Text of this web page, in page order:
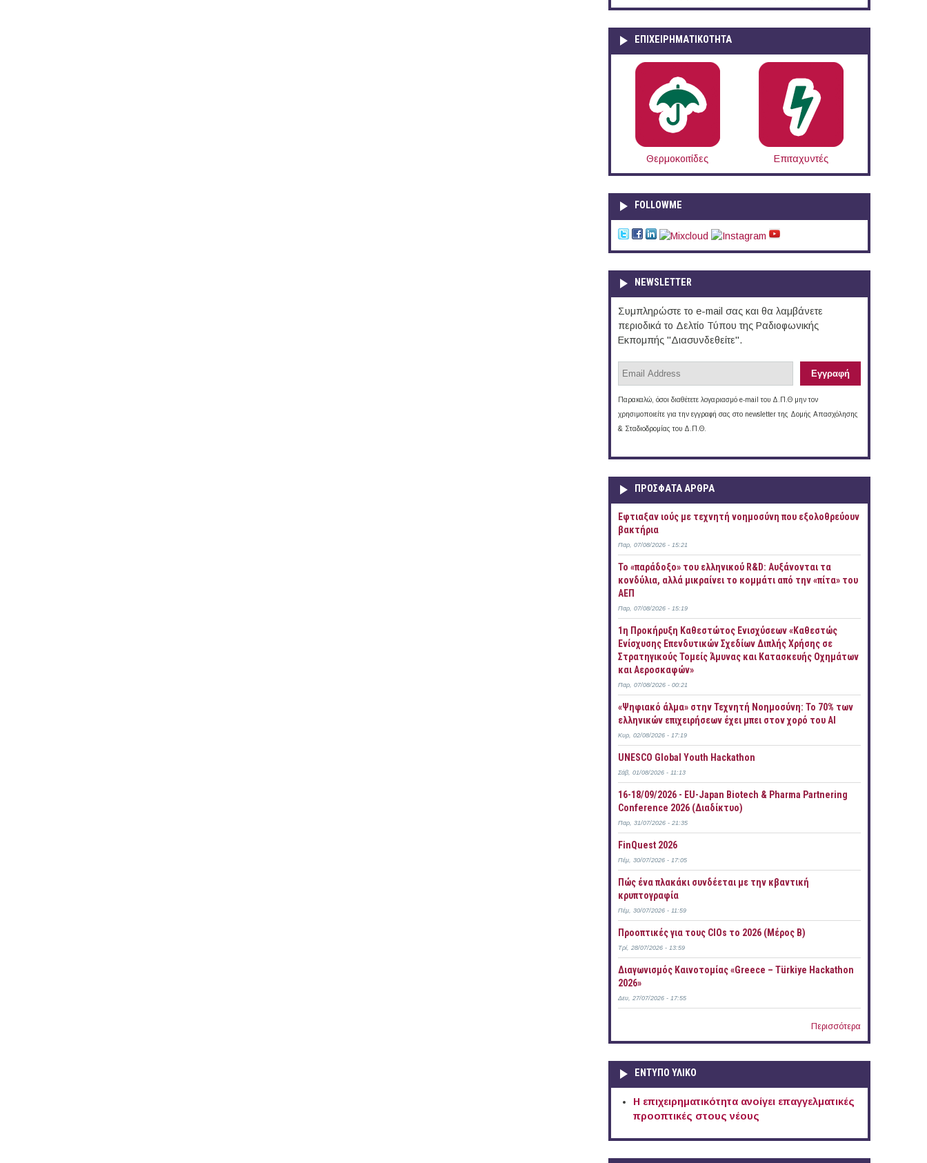
ΕΠΙΧΕΙΡΗΜΑΤΙΚΟΤΗΤΑ
Θερμοκοιτίδες Επιταχυντές
FOLLOWME
NEWSLETTER
Συμπληρώστε το e-mail σας και θα λαμβάνετε
περιοδικά το Δελτίο Τύπου της Ραδιοφωνικής
Εκπομπής "Διασυνδεθείτε".
Παρακαλώ, όσοι διαθέτετε λογαριασμό e-mail του Δ.Π.Θ μην τον
χρησιμοποιείτε για την εγγραφή σας στο newsletter της Δομής Απασχόλησης
& Σταδιοδρομίας του Δ.Π.Θ.
ΠΡOΣΦΑΤΑ AΡΘΡΑ
Έφτιαξαν ιούς με τεχνητή νοημοσύνη που εξολοθρεύουν
βακτήρια
Παρ, 07/08/2026 - 15:21
Το «παράδοξο» του ελληνικού R&D: Αυξάνονται τα
κονδύλια, αλλά μικραίνει το κομμάτι από την «πίτα» του
ΑΕΠ
Παρ, 07/08/2026 - 15:19
1η Προκήρυξη Καθεστώτος Ενισχύσεων «Καθεστώς
Ενίσχυσης Επενδυτικών Σχεδίων Διπλής Χρήσης σε
Στρατηγικούς Τομείς Άμυνας και Κατασκευής Οχημάτων
και Αεροσκαφών»
Παρ, 07/08/2026 - 00:21
«Ψηφιακό άλμα» στην Τεχνητή Νοημοσύνη: Το 70% των
ελληνικών επιχειρήσεων έχει μπει στον χορό του AI
Κυρ, 02/08/2026 - 17:19
UNESCO Global Youth Hackathon
Σάβ, 01/08/2026 - 11:13
16-18/09/2026 - EU-Japan Biotech & Pharma Partnering
Conference 2026 (Διαδίκτυο)
Παρ, 31/07/2026 - 21:35
FinQuest 2026
Πέμ, 30/07/2026 - 17:05
Πώς ένα πλακάκι συνδέεται με την κβαντική
κρυπτογραφία
Πέμ, 30/07/2026 - 11:59
Προοπτικές για τους CIOs το 2026 (Μέρος Β)
Τρί, 28/07/2026 - 13:59
Διαγωνισμός Καινοτομίας «Greece – Türkiye Hackathon
2026»
Δευ, 27/07/2026 - 17:55
Περισσότερα
ΕΝΤΥΠΟ ΥΛΙΚΟ
Η επιχειρηματικότητα ανοίγει επαγγελματικές
προοπτικές στους νέους